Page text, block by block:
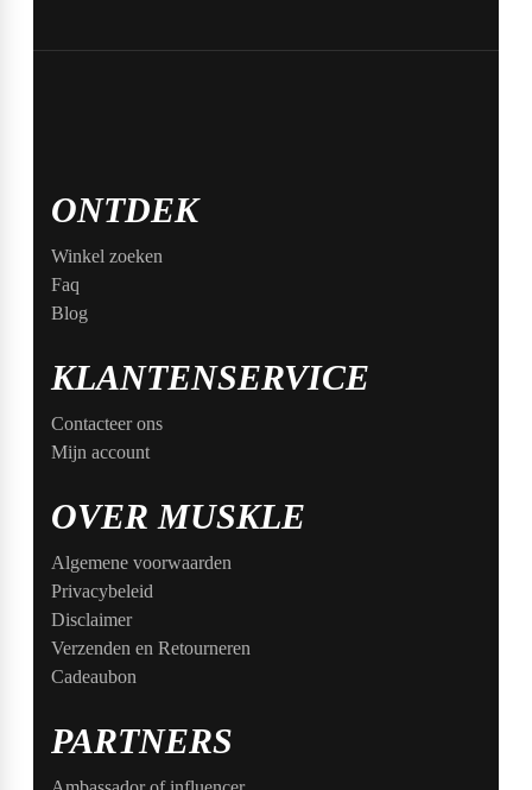
ONTDEK
Winkel zoeken
Faq
Blog
KLANTENSERVICE
Contacteer ons
Mijn account
OVER MUSKLE
Algemene voorwaarden
Privacybeleid
Disclaimer
Verzenden en Retourneren
Cadeaubon
PARTNERS